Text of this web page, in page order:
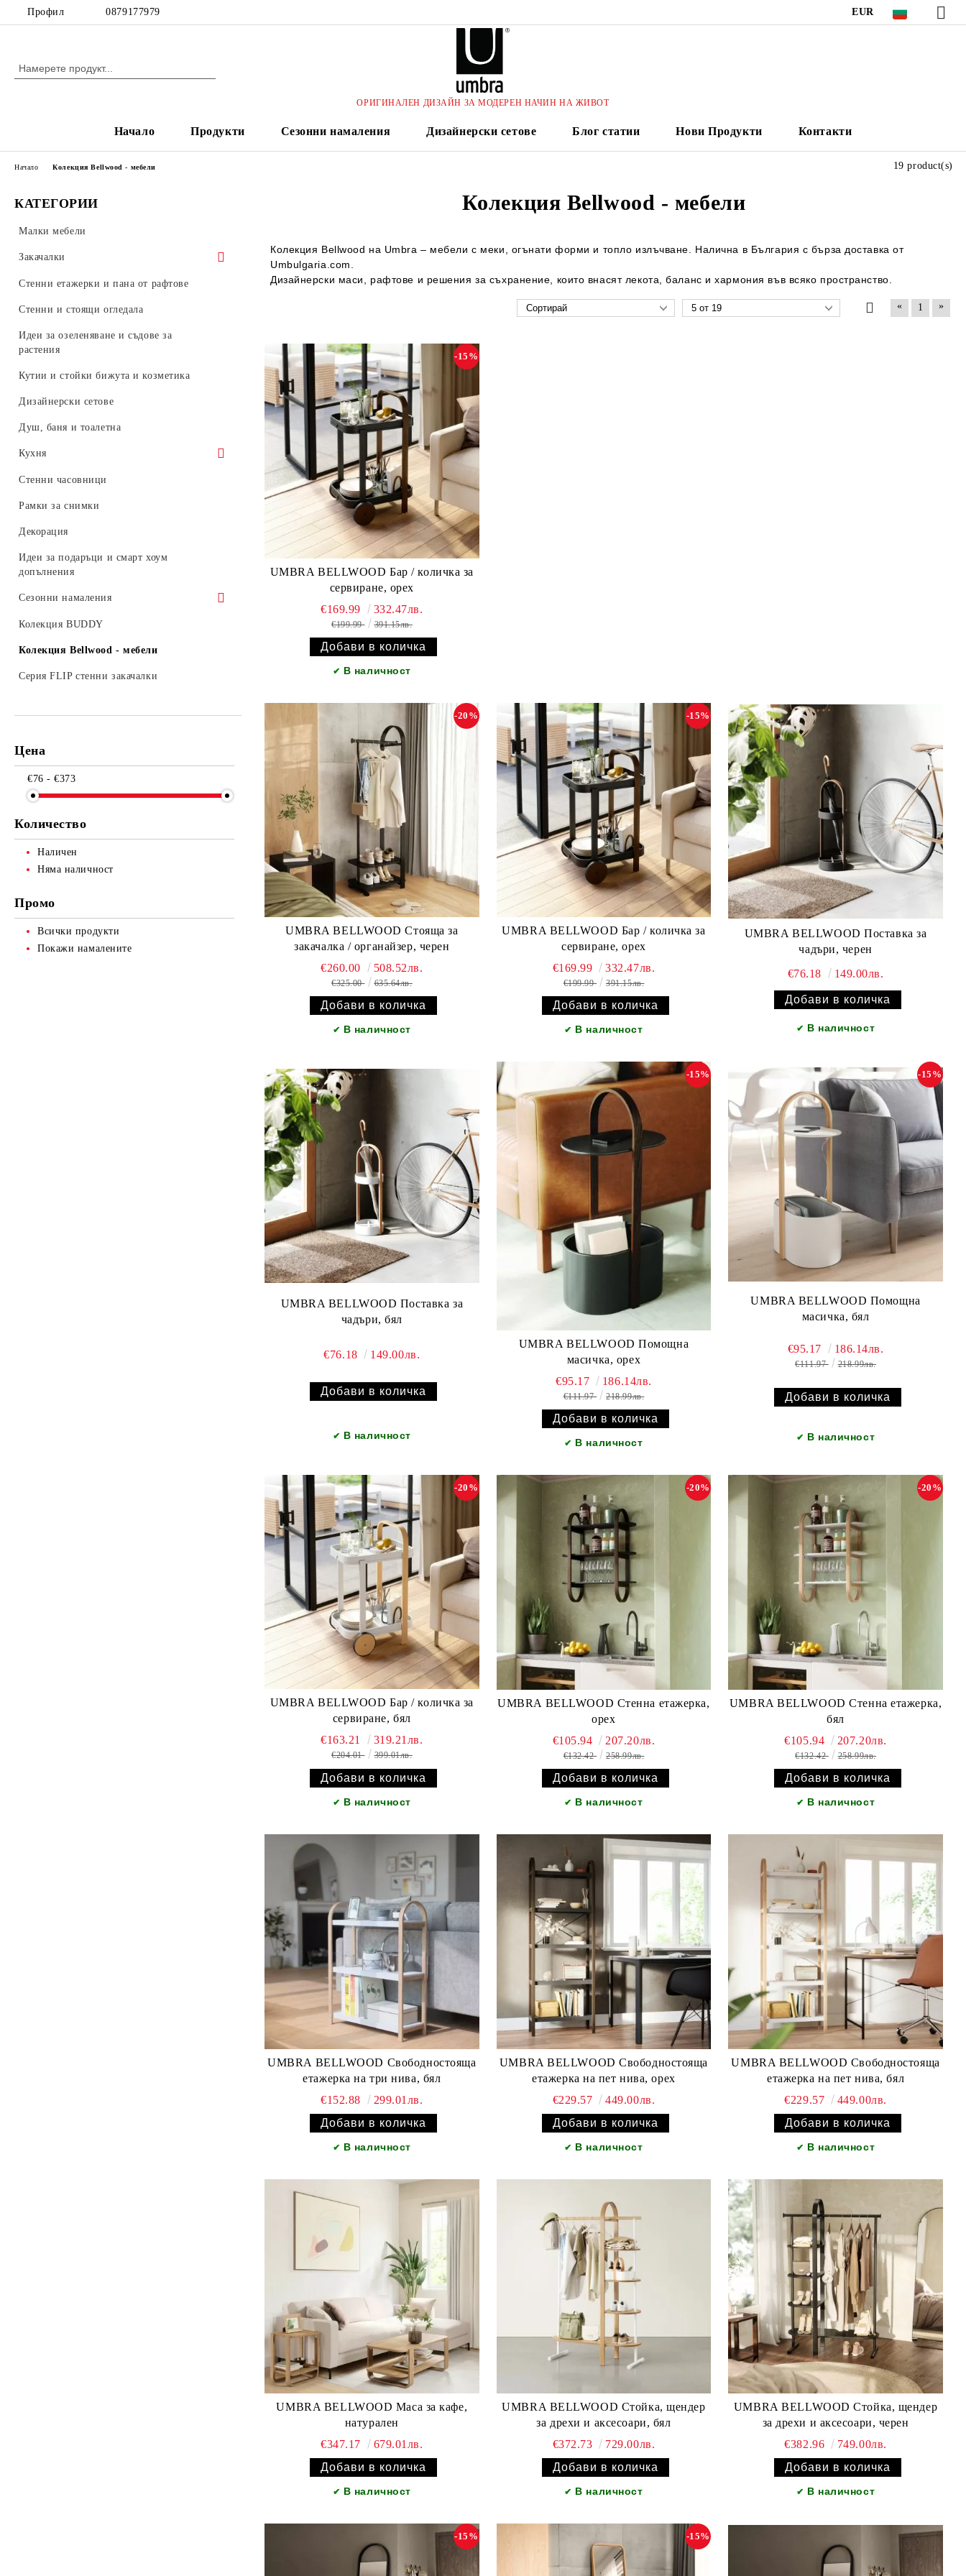
Профил 0879177979 EUR
ОРИГИНАЛЕН ДИЗАЙН ЗА МОДЕРЕН НАЧИН НА ЖИВОТ
Начало Продукти Сезонни намаления Дизайнерски сетове Блог статии Нови Продукти Контакти
КАТЕГОРИИ
Малки мебели
Закачалки
Стенни закачалки
Стоящи закачалки, органайзери и
Закачалки за над врата
Стойки за чадъри
Вход и антре
Дървени кошчета Woodrow
Стенни етажерки и пана от рафтове
Стенни и стоящи огледала
Идеи за озеленяване и съдове за
растения
Кутии и стойки бижута и козметика
Дизайнерски сетове
Душ, баня и тоалетна
Кухня
Аксесоари за мивка
Съхранение и организация
Стенни часовници
Рамки за снимки
Декорация
Идеи за подаръци и смарт хоум
допълнения
Сезонни намаления
Umbra - 30%
Umbra - 20%
Umbra -15%
Колекция BUDDY
Колекция Bellwood - мебели
Серия FLIP стенни закачалки
Цена
€76 - €373
Количество
Наличен
Няма наличност
Промо
Всички продукти
Покажи намалените
Начало Колекция Bellwood - мебели
Колекция Bellwood - мебели
Колекция Bellwood на Umbra – мебели с меки, огънати форми и топло излъчване. Налична в България с бърза доставка от
Umbulgaria.com.
Дизайнерски маси, рафтове и решения за съхранение, които внасят лекота, баланс и хармония във всяко пространство.
19 product(s)
« 1 »
UMBRA BELLWOOD Бар / количка за
сервиране, орех
-15%
€169.99 332.47лв.
€199.99 391.15лв.
✔ В наличност
UMBRA BELLWOOD Стояща за
закачалка / органайзер, черен
-20%
€260.00 508.52лв.
€325.00 635.64лв.
✔ В наличност
UMBRA BELLWOOD Бар / количка за
сервиране, орех
-15%
€169.99 332.47лв.
€199.99 391.15лв.
✔ В наличност
UMBRA BELLWOOD Поставка за
чадъри, черен
€76.18
149.00лв.
✔ В наличност
UMBRA BELLWOOD Поставка за
чадъри, бял
€76.18 149.00лв.
✔ В наличност
UMBRA BELLWOOD Помощна
масичка, орех
-15%
€95.17 186.14лв.
€111.97 218.99лв.
✔ В наличност
UMBRA BELLWOOD Помощна
масичка, бял
-15%
€95.17 186.14лв.
€111.97 218.99лв.
✔ В наличност
UMBRA BELLWOOD Бар / количка за
сервиране, бял
-20%
€163.21 319.21лв.
€204.01 399.01лв.
✔ В наличност
UMBRA BELLWOOD Стенна етажерка,
орех
-20%
€105.94 207.20лв.
€132.42 258.99лв.
✔ В наличност
UMBRA BELLWOOD Стенна етажерка,
бял
-20%
€105.94 207.20лв.
€132.42 258.99лв.
✔ В наличност
UMBRA BELLWOOD Свободностояща
етажерка на три нива, бял
€152.88
299.01лв.
✔ В наличност
UMBRA BELLWOOD Свободностояща
етажерка на пет нива, орех
€229.57
449.00лв.
✔ В наличност
UMBRA BELLWOOD Свободностояща
етажерка на пет нива, бял
€229.57
449.00лв.
✔ В наличност
UMBRA BELLWOOD Маса за кафе,
натурален
€347.17
679.01лв.
✔ В наличност
UMBRA BELLWOOD Стойка, щендер
за дрехи и аксесоари, бял
€372.73
729.00лв.
✔ В наличност
UMBRA BELLWOOD Стойка, щендер
за дрехи и аксесоари, черен
€382.96
749.00лв.
✔ В наличност
-15% -15%